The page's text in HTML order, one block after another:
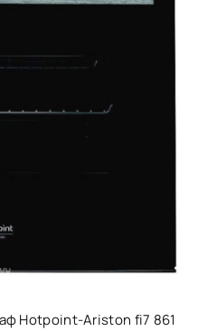
Hotpoint-Ariston fi7 861